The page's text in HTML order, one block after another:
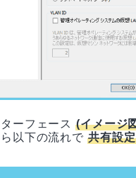
ーフェース (イメージ
以下の流れで 共有設定